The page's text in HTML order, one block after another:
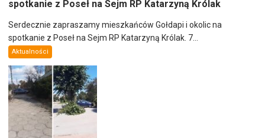
spotkanie z Poseł na Sejm RP Katarzyną Królak
Serdecznie zapraszamy mieszkańców Gołdapi i okolic na
spotkanie z Poseł na Sejm RP Katarzyną Królak. 7...
Aktualności